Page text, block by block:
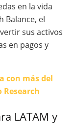
en la vida
Balance, el
sus activos
en pagos y
con más del
LATAM y